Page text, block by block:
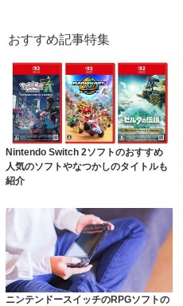
おすすめ記事特集
Nintendo Switch 2ソフトのおすすめ
人気のソフトやなつかしのタイトルも
紹介
ニンテンドースイッチのRPGソフトの